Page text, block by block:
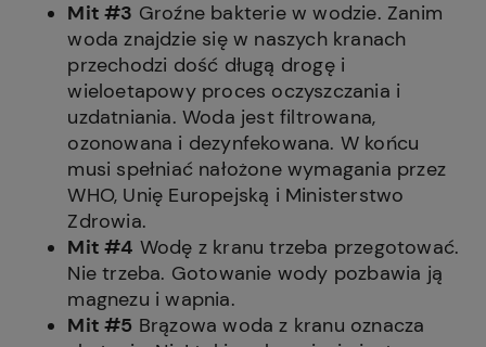
Mit #3 Groźne bakterie w wodzie. Zanim
woda znajdzie się w naszych kranach
przechodzi dość długą drogę i
wieloetapowy proces oczyszczania i
uzdatniania. Woda jest filtrowana,
ozonowana i dezynfekowana. W końcu
musi spełniać nałożone wymagania przez
WHO, Unię Europejską i Ministerstwo
Zdrowia.
Mit #4 Wodę z kranu trzeba przegotować.
Nie trzeba. Gotowanie wody pozbawia ją
magnezu i wapnia.
Mit #5 Brązowa woda z kranu oznacza